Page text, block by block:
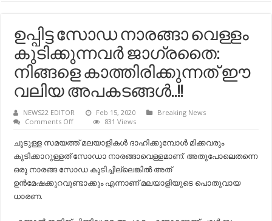
ഉപ്പിട്ട സോഡ നാരങ്ങാ വെള്ളം
കുടിക്കുന്നവര്‍ ജാഗ്രതൈ:
നിങ്ങളെ കാത്തിരിക്കുന്നത് ഈ
വലിയ അപകടങ്ങള്‍..!!
NEWS22 EDITOR Feb 15, 2020
Breaking News
Comments Offon
സോഡ
നാരങ്ങാ
വെള്ളം
കുടിക്കുന്നവര്‍
ജാഗ്രതൈ:
നിങ്ങളെ
831 Views
ചൂടുള്ള സമയത്ത് മലയാളികള്‍ ദാഹിക്കുമ്പോള്‍ മിക്കവരും
കുടിക്കാറുള്ളത് സോഡാ നാരങ്ങാവെള്ളമാണ്. അതുപോലെതന്നെ
ഒരു നാരങ്ങ സോഡ കുടിച്ചില്ലെങ്കില്‍ അത്
ഉന്‍മേഷക്കുറവുണ്ടാക്കും എന്നാണ് മലയാളിയുടെ പൊതുവായ
ധാരണ.